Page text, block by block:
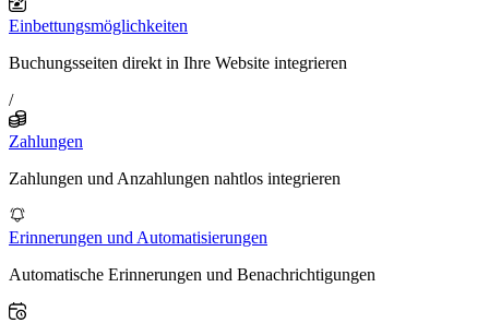
Einbettungsmöglichkeiten
Buchungsseiten direkt in Ihre Website integrieren
/
Zahlungen
Zahlungen und Anzahlungen nahtlos integrieren
Erinnerungen und Automatisierungen
Automatische Erinnerungen und Benachrichtigungen